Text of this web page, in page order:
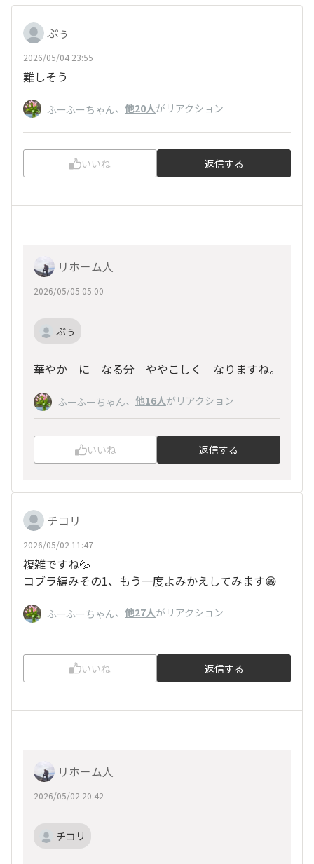
ぷぅ
2026/05/04 23:55
難しそう
ふーふーちゃん、 他20人がリアクション
いいね 返信する
リホ－ム人
2026/05/05 05:00
ぷぅ
華やか に なる分 ややこしく なりますね。
ふーふーちゃん、 他16人がリアクション
いいね 返信する
チコリ
2026/05/02 11:47
複雑ですね💦
コブラ編みその1、もう一度よみかえしてみます😁
ふーふーちゃん、 他27人がリアクション
いいね 返信する
リホ－ム人
2026/05/02 20:42
チコリ